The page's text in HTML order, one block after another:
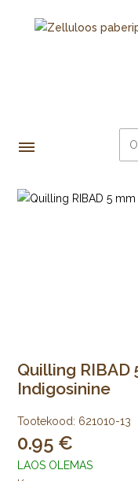
Quilling RIBAD
Indigosinine
Tootekood: 621010-13
0.95
LAOS OLEMAS